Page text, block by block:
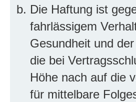
Die Haftung ist
fahrlässigem
Gesundheit und
die bei
Höhe nach auf die
für mittelbare